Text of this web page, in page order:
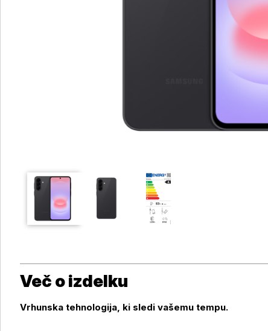
Več o izdelku
Vrhunska tehnologija, ki sledi vašemu tempu.